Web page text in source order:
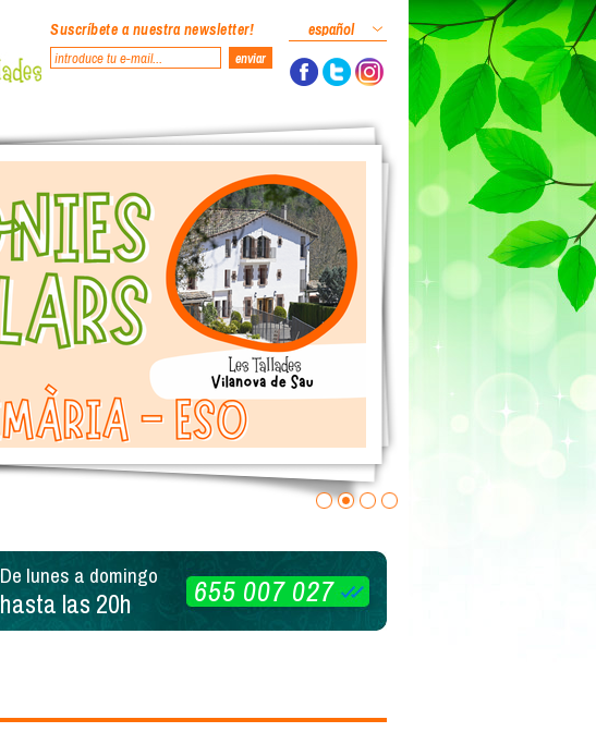
Suscríbete a nuestra newsletter! español
De lunes a domingo
hasta las 20h 655 007 027